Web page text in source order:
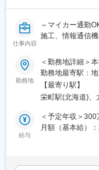
■組織構成
40～50代が多く
■働き方にいて
月単位の変形労
みはシフト制で
時間程度です。
仕事内容
～マイカー通勤
施工、情報通信
■仕事内容：
主に大学などの
メーカーの製品
工・アフターフ
お任せします。
■具体的な業務内
勤務地
＜勤務地詳細＞
勤務地最寄駅：
能場所あり変更
【最寄り駅】
栄町駅(北海道)、
給与
＜予定年収＞
月額（基本給）